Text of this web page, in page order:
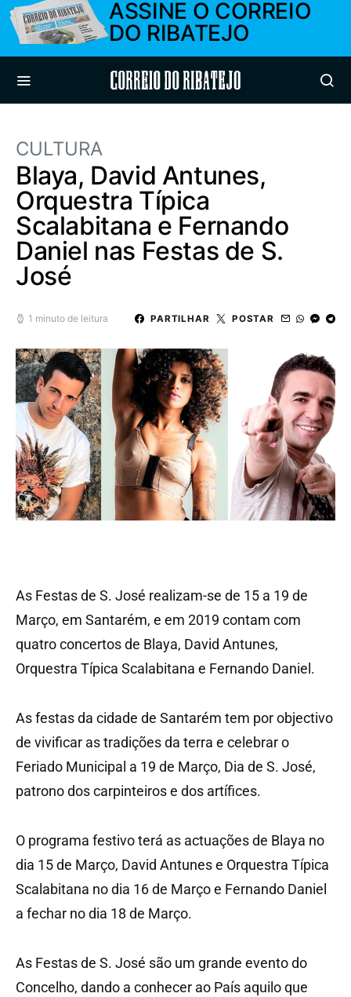
ASSINE O CORREIO
DO RIBATEJO
Correio do Ribatejo
CULTURA
Blaya, David Antunes,
Orquestra Típica
Scalabitana e Fernando
Daniel nas Festas de S.
José
1 minuto de leitura PARTILHAR POSTAR
As Festas de S. José realizam-se de 15 a 19 de
Março, em Santarém, e em 2019 contam com
quatro concertos de Blaya, David Antunes,
Orquestra Típica Scalabitana e Fernando Daniel.
As festas da cidade de Santarém tem por objectivo
de vivificar as tradições da terra e celebrar o
Feriado Municipal a 19 de Março, Dia de S. José,
patrono dos carpinteiros e dos artífices.
O programa festivo terá as actuações de Blaya no
dia 15 de Março, David Antunes e Orquestra Típica
Scalabitana no dia 16 de Março e Fernando Daniel
a fechar no dia 18 de Março.
As Festas de S. José são um grande evento do
Concelho, dando a conhecer ao País aquilo que